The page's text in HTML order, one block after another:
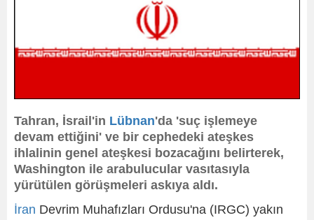
Tahran, İsrail'in Lübnan'da 'suç işlemeye
devam ettiğini' ve bir cephedeki ateşkes
ihlalinin genel ateşkesi bozacağını belirterek,
Washington ile arabulucular vasıtasıyla
yürütülen görüşmeleri askıya aldı.
İran Devrim Muhafızları Ordusu'na (IRGC) yakın